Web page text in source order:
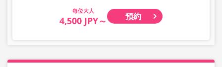
大人
4,500 JPY～ 預約